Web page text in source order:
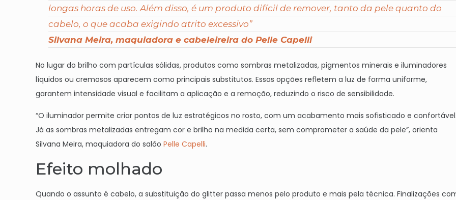
longas horas de uso. Além disso, é um produto difícil de remover, tanto da pele quanto do
cabelo, o que acaba exigindo atrito excessivo”
Silvana Meira, maquiadora e cabeleireira do Pelle Capelli
No lugar do brilho com partículas sólidas, produtos como sombras metalizadas, pigmentos minerais e iluminadores
líquidos ou cremosos aparecem como principais substitutos. Essas opções refletem a luz de forma uniforme,
garantem intensidade visual e facilitam a aplicação e a remoção, reduzindo o risco de sensibilidade.
“O iluminador permite criar pontos de luz estratégicos no rosto, com um acabamento mais sofisticado e
Já as sombras metalizadas entregam cor e brilho na medida certa, sem comprometer a saúde da pele”, orienta
Silvana Meira, maquiadora do salãoPelle Capelli.
Efeito molhado
Quando o assunto é cabelo, a substituição do glitter passa menos pelo produto e mais pela técnica. Finalizações